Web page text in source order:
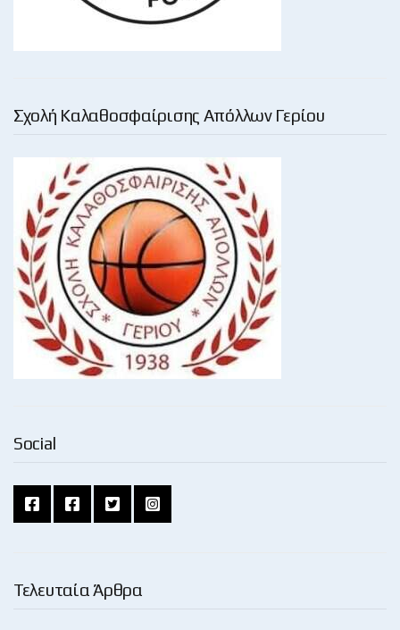
Σχολή Καλαθοσφαίρισης Απόλλων Γερίου
Social
Τελευταία Άρθρα